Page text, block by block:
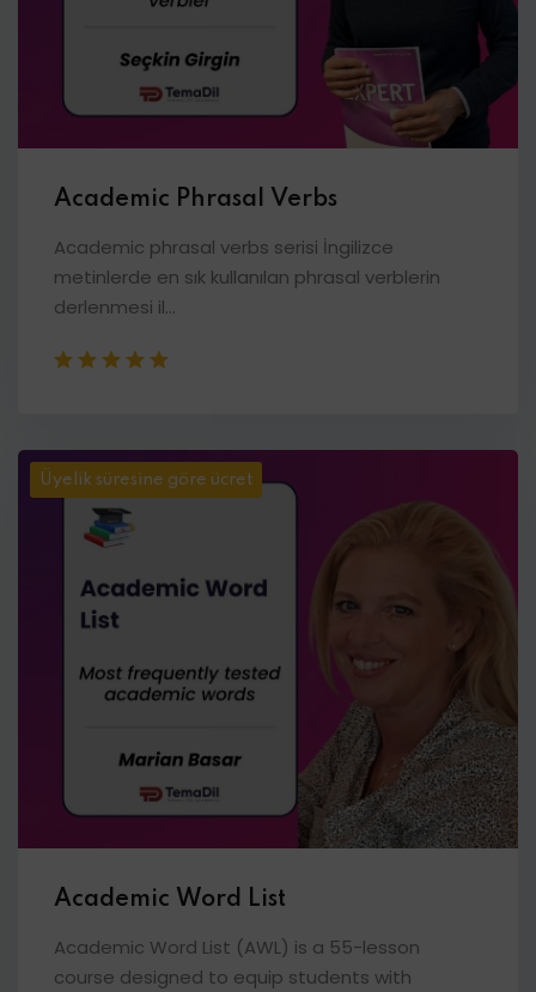
Academic Phrasal Verbs
Academic phrasal verbs serisi İngilizce
metinlerde en sık kullanılan phrasal verblerin
derlenmesi il...
Üyelik süresine göre ücret
Academic Word List
Academic Word List (AWL) is a 55-lesson
course designed to equip students with